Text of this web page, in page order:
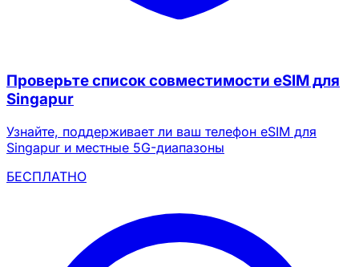
Проверьте список совместимости eSIM для
Singapur
Узнайте, поддерживает ли ваш телефон eSIM для
Singapur и местные 5G-диапазоны
БЕСПЛАТНО